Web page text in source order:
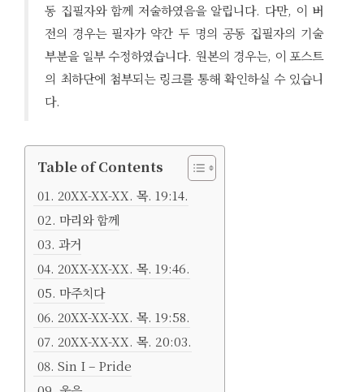
동 집필자와 함께 저술하였음을 알립니다. 다만, 이 버
전의 경우는 필자가 약간 두 명의 공동 집필자의 기술
부분을 일부 수정하였습니다. 원본의 경우는, 이 포스트
의 최하단에 첨부되는 링크를 통해 확인하실 수 있습니
다.
Table of Contents
01. 20XX-XX-XX. 목. 19:14.
02. 마리와 함께
03. 과거
04. 20XX-XX-XX. 목. 19:46.
05. 마주치다
06. 20XX-XX-XX. 목. 19:58.
07. 20XX-XX-XX. 목. 20:03.
08. Sin I – Pride